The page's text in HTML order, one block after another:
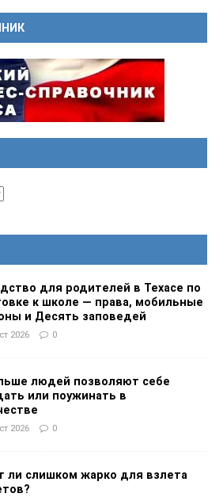
для родителей в Техасе по
к школе — права, мобильные
и Десять заповедей
2026 0
людей позволяют себе
или поужинать в
2026 0
ли слишком жарко для взлета